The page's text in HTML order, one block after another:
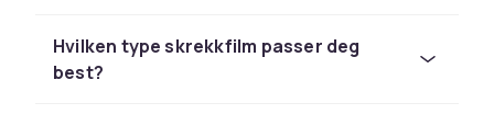
Hvilken type skrekkfilm passer deg
best?